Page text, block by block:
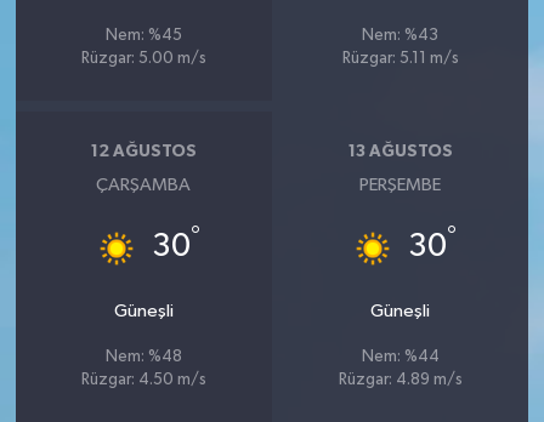
Nem: %45
Rüzgar: 5.00 m/s
Nem: %43
Rüzgar: 5.11 m/s
12 AĞUSTOS
ÇARŞAMBA
30°
Güneşli
Nem: %48
Rüzgar: 4.50 m/s
13 AĞUSTOS
PERŞEMBE
30°
Güneşli
Nem: %44
Rüzgar: 4.89 m/s